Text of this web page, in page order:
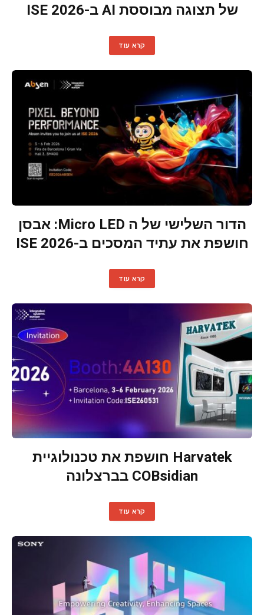
של תצוגה מבוססת AI ב-ISE 2026
קרא עוד
הדור השלישי של ה Micro LED: אבסן
חושפת את עתיד המסכים ב-ISE 2026
קרא עוד
Harvatek חושפת את טכנולוגיית
COBsidian בברצלונה
קרא עוד